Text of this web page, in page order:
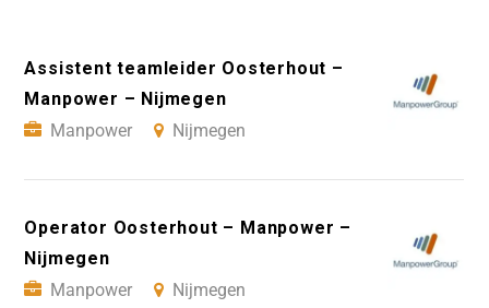
Assistent teamleider Oosterhout –
Manpower – Nijmegen
Manpower
Nijmegen
Operator Oosterhout – Manpower –
Nijmegen
Manpower
Nijmegen